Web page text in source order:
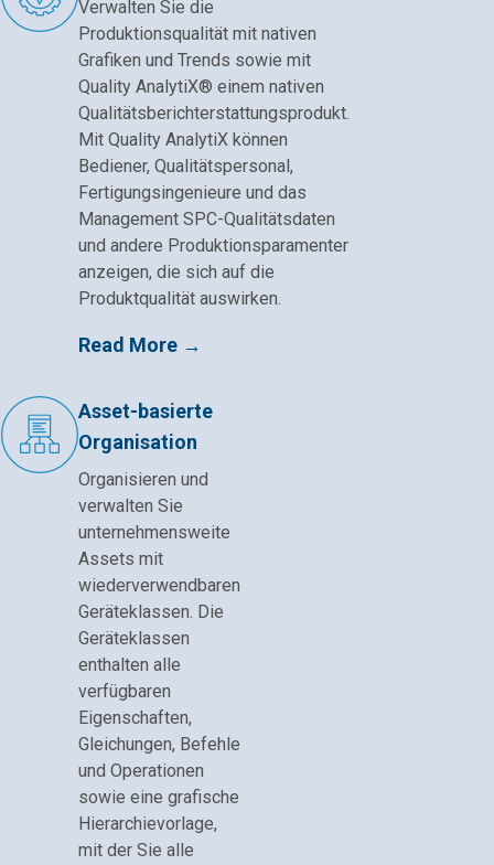
Verwalten Sie die
Produktionsqualität mit nativen
Grafiken und Trends sowie mit
Quality AnalytiX® einem nativen
Qualitätsberichterstattungsprodukt.
Mit Quality AnalytiX können
Bediener, Qualitätspersonal,
Fertigungsingenieure und das
Management SPC-Qualitätsdaten
und andere Produktionsparamenter
anzeigen, die sich auf die
Produktqualität auswirken.
Read More →
Asset-basierte
Organisation
Organisieren und
verwalten Sie
unternehmensweite
Assets mit
wiederverwendbaren
Geräteklassen. Die
Geräteklassen
enthalten alle
verfügbaren
Eigenschaften,
Gleichungen, Befehle
und Operationen
sowie eine grafische
Hierarchievorlage,
mit der Sie alle